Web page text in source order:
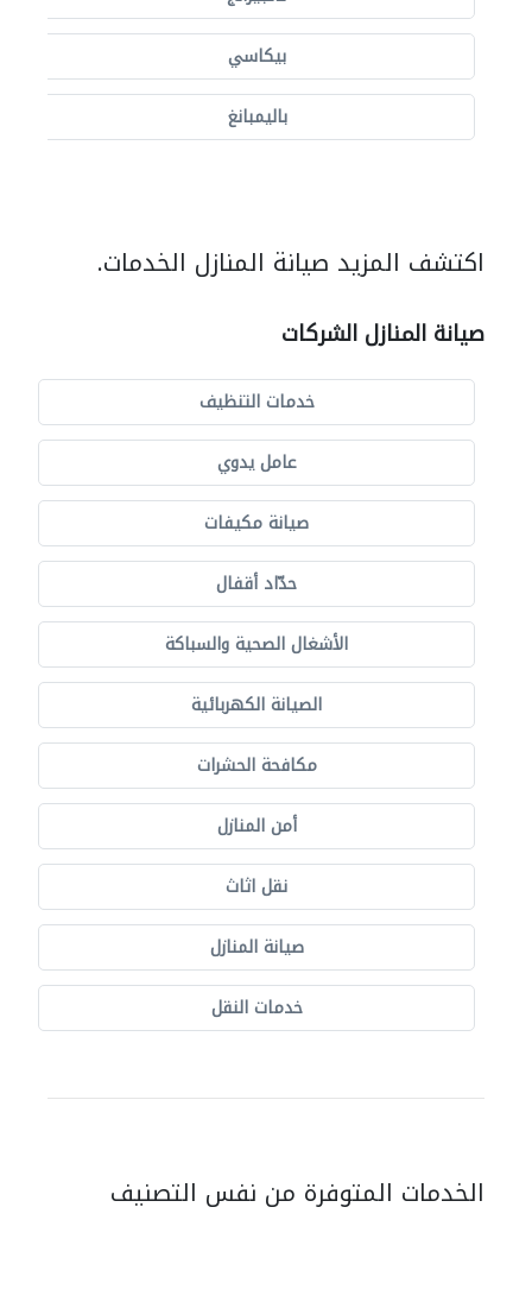
بيكاسي
باليمبانغ
اكتشف المزيد صيانة المنازل الخدمات.
صيانة المنازل الشركات
خدمات التنظيف
عامل يدوي
صيانة مكيفات
حدّاد أقفال
الأشغال الصحية والسباكة
الصيانة الكهربائية
مكافحة الحشرات
أمن المنازل
نقل اثاث
صيانة المنازل
خدمات النقل
الخدمات المتوفرة من نفس التصنيف